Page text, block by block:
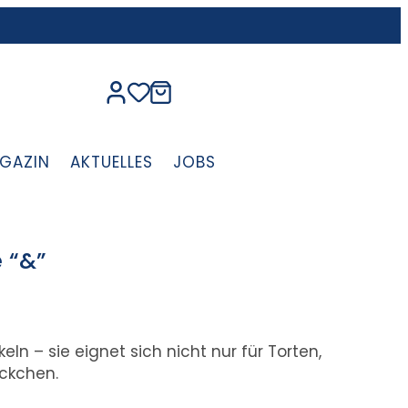
AKTUELLES JOBS
– sie eignet sich nicht nur für Torten,